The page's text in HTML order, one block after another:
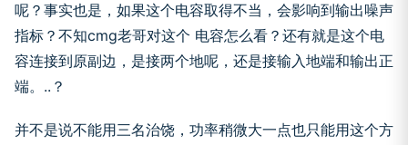
呢？事实也是，如果这个电容取得不当，会影响到输出噪声
指标？不知cmg老哥对这个 电容怎么看？还有就是这个电
容连接到原副边，是接两个地呢，还是接输入地端和输出正
端。..？
并不是说不能用三名治饶，功率稍微大一点也只能用这个方